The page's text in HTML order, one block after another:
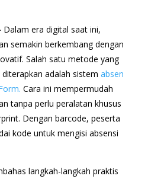
Dalam era digital saat ini,
semakin berkembang dengan
Salah satu metode yang
adalah sistem absen
Cara ini mempermudah
tanpa perlu peralatan khusus
Dengan barcode, peserta
kode untuk mengisi absensi
langkah-langkah praktis